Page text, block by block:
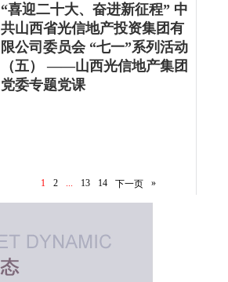
“喜迎二十大、奋进新征程” 中
共山西省光信地产投资集团有
限公司委员会 “七一”系列活动
（五） ——山西光信地产集团
党委专题党课
1 2 13 14 下一页 »